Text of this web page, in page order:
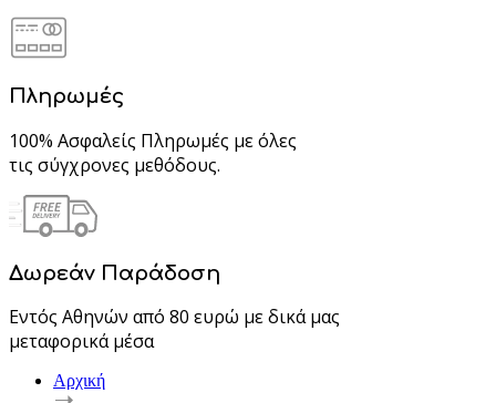
Πληρωμές
100% Ασφαλείς Πληρωμές με όλες
τις σύγχρονες μεθόδους.
Δωρεάν Παράδοση
Εντός Αθηνών από 80 ευρώ με δικά μας
μεταφορικά μέσα
Αρχική